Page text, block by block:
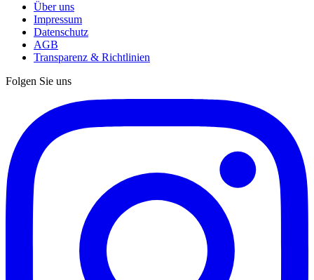
Über uns
Impressum
Datenschutz
AGB
Transparenz & Richtlinien
Folgen Sie uns